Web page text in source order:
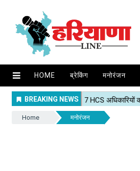
HOME ब्रेकिंग मनोरंजन
Home मनोरंजन